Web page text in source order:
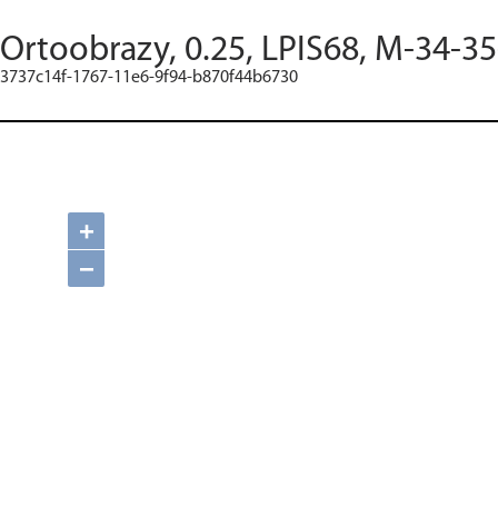
Ortoobrazy, 0.25, LPIS68, M-34-
3737c14f-1767-11e6-9f94-b870f44b6730
+
−